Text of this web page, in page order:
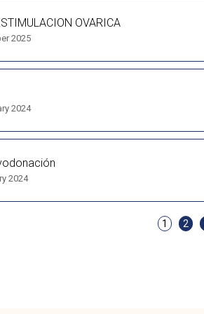
OVARICA
2025
2024
2024
1 2